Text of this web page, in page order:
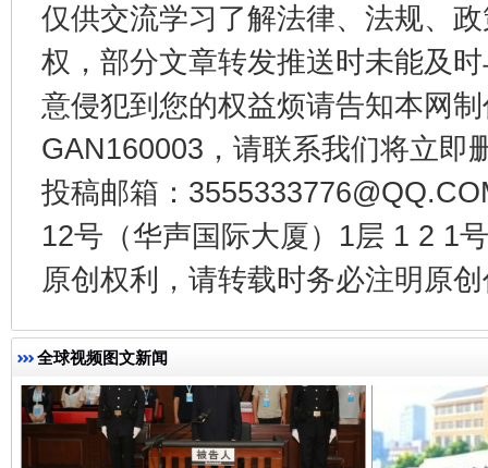
仅供交流学习了解法律、法规、
权，部分文章转发推送时未能及
意侵犯到您的权益烦请告知本网
GAN160003，请联系我们将立即
投稿邮箱：
12号（华声国际大厦）1层 1 2 1
原创权利，请转载时务必注明原
全球视频图文新闻
揭开“小金库”的免责幌子
受贿1.44亿！段成刚被判无期 从幼